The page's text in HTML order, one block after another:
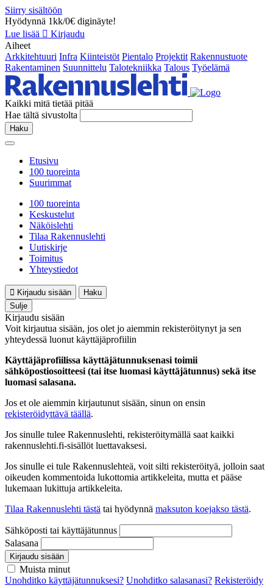
Siirry sisältöön
Hyödynnä 1kk/0€ diginäyte!
Lue lisää
Kirjaudu
Aiheet
Arkkitehtuuri Infra Kiinteistöt Pientalo Projektit Rakennustuote
Rakentaminen Suunnittelu Talotekniikka Talous Työelämä
Kaikki mitä tietää pitää
Hae tältä sivustolta
Haku
Etusivu
100 tuoreinta
Suurimmat
100 tuoreinta
Keskustelut
Näköislehti
Tilaa Rakennuslehti
Uutiskirje
Toimitus
Yhteystiedot
Kirjaudu sisään
Haku
Sulje
Kirjaudu sisään
Voit kirjautua sisään, jos olet jo aiemmin rekisteröitynyt ja sen
yhteydessä luonut käyttäjäprofiilin
Käyttäjäprofiilissa käyttäjätunnuksenasi toimii
sähköpostiosoitteesi (tai itse luomasi käyttäjätunnus) sekä itse
luomasi salasana.
Jos et ole aiemmin kirjautunut sisään, sinun on ensin
rekisteröidyttävä täällä.
Jos sinulle tulee Rakennuslehti, rekisteröitymällä saat kaikki
rakennuslehti.fi-sisällöt luettavaksesi.
Jos sinulle ei tule Rakennuslehteä, voit silti rekisteröityä, jolloin saat
oikeuden kommentoida lukottomia artikkeleita, mutta et pääse
lukemaan lukittuja artikkeleita.
Tilaa Rakennuslehti tästä tai hyödynnä maksuton koejakso tästä.
Sähköposti tai käyttäjätunnus
Salasana
Kirjaudu sisään
Muista minut
Unohditko käyttäjätunnuksesi? Unohditko salasanasi? Rekisteröidy